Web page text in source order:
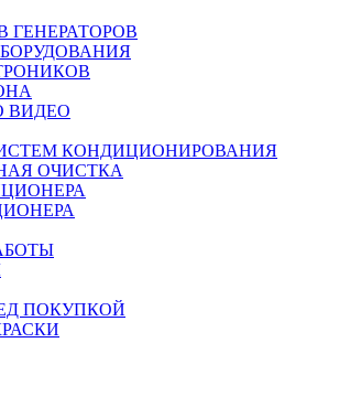
ГЕНЕРАТОРОВ
ВИДЕО
КОНДИЦИОНИРОВАНИЯ
ОЧИСТКА
ПОКУПКОЙ